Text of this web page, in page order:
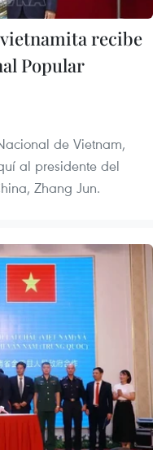
recibe
Popular
de Vietnam,
al presidente del
Zhang Jun.